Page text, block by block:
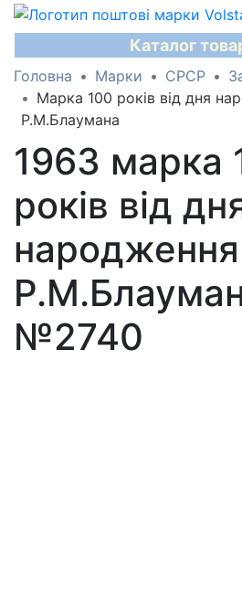
Каталог
Головна Марки СРСР
Марка 100 років від дня
Р.М.Блаумана
1963 марка
років від
народження
№2740